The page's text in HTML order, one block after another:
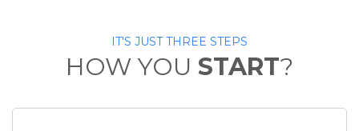
IT'S JUST THREE STEPS
HOW YOU START?